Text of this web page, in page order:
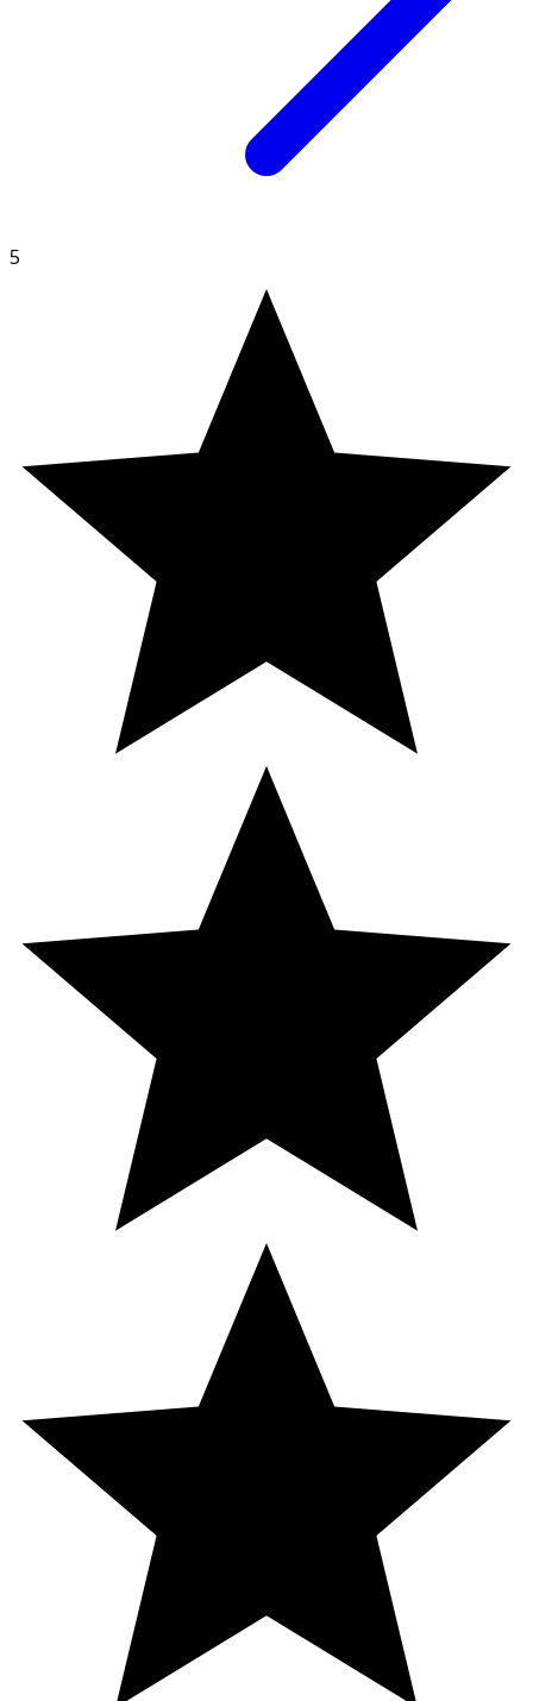
Isopropyl Palmitate, Butyrospermum Parkii Butter,
Lauroyl Lysine, Isobutylamido Thiazolyl Resorcinol
(Thiamidol®), Sodium Hyaluronate, Arctium Lappa Fruit
Extract, Glycyrrhiza Inflata Root Extract, Sodium Stearoyl
Glutamate, Carrageenan, Xanthan Gum, Pantolactone,
Sodium Chloride, Citric Acid, Dimethicone, Trisodium
EDTA, Ethylhexylglycerin, Phenoxyethanol, Parfum
5